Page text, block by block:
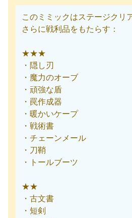
このミミックはステージクリ
さらに戦利品をもたらす：
★★★
・隠し刃
・魔力のオーブ
・頑強な盾
・罠作成器
・暖かいケープ
・戦術書
・チェーンメール
・刀鞘
・トールブーツ
★★
・古文書
・短剣